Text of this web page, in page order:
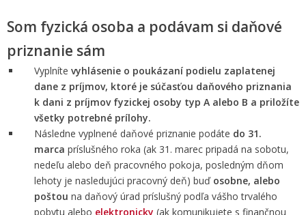
Som fyzická osoba a podávam si daňové
priznanie sám
Vyplníte vyhlásenie o poukázaní podielu zaplatenej
dane z príjmov, ktoré je súčasťou daňového priznania
k dani z príjmov fyzickej osoby typ A alebo B a priložíte
všetky potrebné prílohy.
Následne vyplnené daňové priznanie podáte do 31.
marca príslušného roka (ak 31. marec pripadá na sobotu,
nedeľu alebo deň pracovného pokoja, posledným dňom
lehoty je nasledujúci pracovný deň) buď osobne, alebo
poštou na daňový úrad príslušný podľa vášho trvalého
pobytu alebo elektronicky (ak komunikujete s finančnou